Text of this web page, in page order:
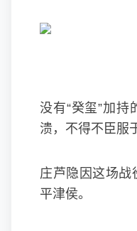
没有“癸玺”加持
溃，不得不臣服
庄芦隐因这场战
平津侯。